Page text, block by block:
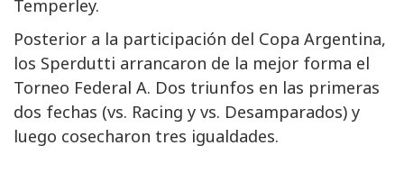
Temperley.
Posterior a la participación del Copa Argentina,
los Sperdutti arrancaron de la mejor forma el
Torneo Federal A. Dos triunfos en las primeras
dos fechas (vs. Racing y vs. Desamparados) y
luego cosecharon tres igualdades.